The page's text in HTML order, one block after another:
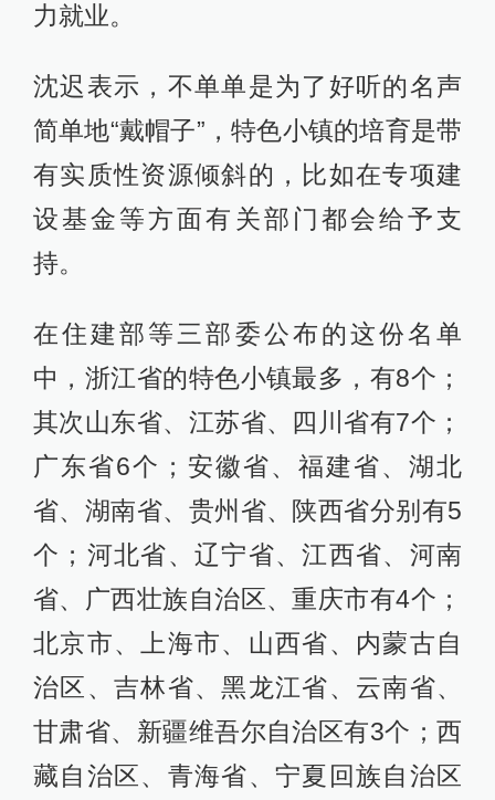
力就业。
沈迟表示，不单单是为了好听的名声
简单地“戴帽子”，特色小镇的培育是带
有实质性资源倾斜的，比如在专项建
设基金等方面有关部门都会给予支
持。
在住建部等三部委公布的这份名单
中，浙江省的特色小镇最多，有8个；
其次山东省、江苏省、四川省有7个；
广东省6个；安徽省、福建省、湖北
省、湖南省、贵州省、陕西省分别有5
个；河北省、辽宁省、江西省、河南
省、广西壮族自治区、重庆市有4个；
北京市、上海市、山西省、内蒙古自
治区、吉林省、黑龙江省、云南省、
甘肃省、新疆维吾尔自治区有3个；西
藏自治区、青海省、宁夏回族自治区